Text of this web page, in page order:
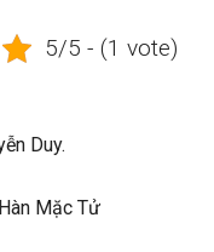
5/5 - (1 vote)
Duy.
Mặc Tử